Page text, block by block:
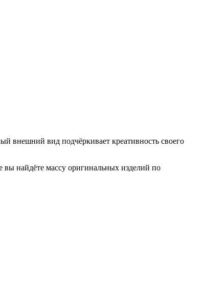
внешний вид подчёркивает креативность своего
найдёте массу оригинальных изделий по